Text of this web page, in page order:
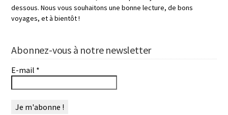
dessous. Nous vous souhaitons une bonne lecture, de bons
voyages, et à bientôt !
Abonnez-vous à notre newsletter
E-mail *